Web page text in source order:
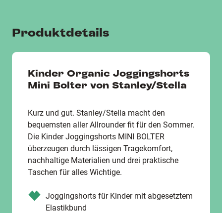
Produktdetails
Kinder Organic Joggingshorts
Mini Bolter von Stanley/Stella
Kurz und gut. Stanley/Stella macht den
bequemsten aller Allrounder fit für den Sommer.
Die Kinder Joggingshorts MINI BOLTER
überzeugen durch lässigen Tragekomfort,
nachhaltige Materialien und drei praktische
Taschen für alles Wichtige.
Joggingshorts für Kinder mit abgesetztem
Elastikbund